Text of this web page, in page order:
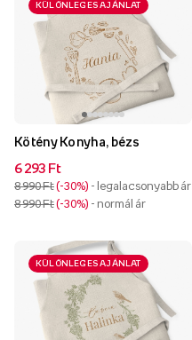
KÜLÖNLEGES AJÁNLAT
Kötény Konyha, bézs
6 293 Ft
8 990 Ft -30% - legalacsonyabb ár
8 990 Ft -30% - normál ár
KÜLÖNLEGES AJÁNLAT